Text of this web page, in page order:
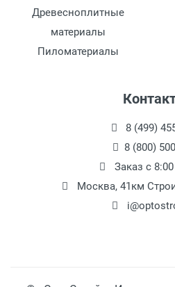
Древесноплитные
материалы
Пиломатериалы
8 (499)
8 (800)
Заказ с
Москва, 41км